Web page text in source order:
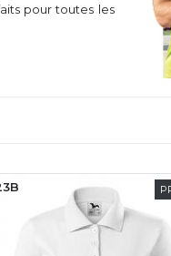
pour toutes les